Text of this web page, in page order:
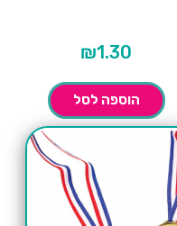
₪1.30
הוספה לסל